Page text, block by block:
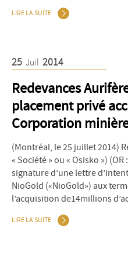
LIRE LA SUITE
25 Juil 2014
Redevances
placement privé
Corporation
(Montréal, le 25 juillet 2014)
« Société » ou « Osisko »)
signature d’une lettre
NioGold («NioGold») aux
l’acquisition de14millions
LIRE LA SUITE